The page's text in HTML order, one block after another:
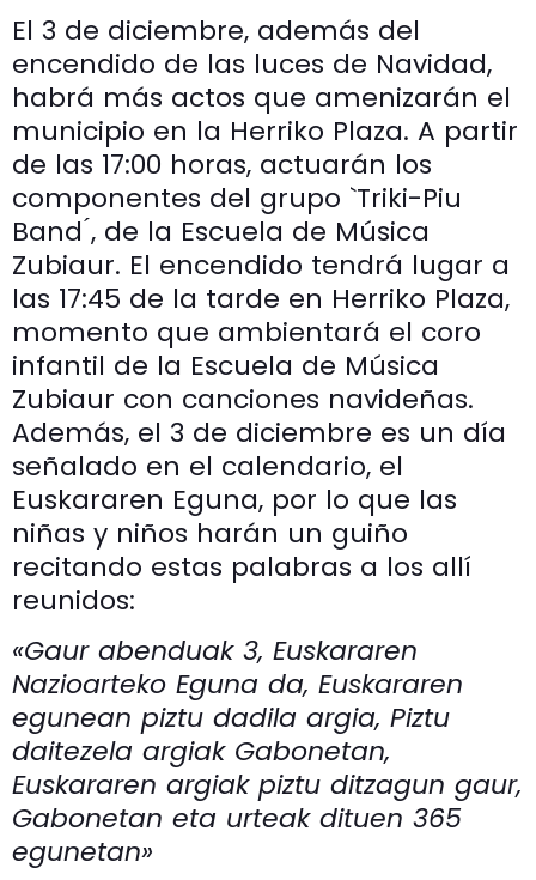
El 3 de diciembre, además del
encendido de las luces de Navidad,
habrá más actos que amenizarán el
municipio en la Herriko Plaza. A partir
de las 17:00 horas, actuarán los
componentes del grupo `Triki-Piu
Band ́, de la Escuela de Música
Zubiaur. El encendido tendrá lugar a
las 17:45 de la tarde en Herriko Plaza,
momento que ambientará el coro
infantil de la Escuela de Música
Zubiaur con canciones navideñas.
Además, el 3 de diciembre es un día
señalado en el calendario, el
Euskararen Eguna, por lo que las
niñas y niños harán un guiño
recitando estas palabras a los allí
reunidos:
«Gaur abenduak 3, Euskararen
Nazioarteko Eguna da, Euskararen
egunean piztu dadila argia, Piztu
daitezela argiak Gabonetan,
Euskararen argiak piztu ditzagun gaur,
Gabonetan eta urteak dituen 365
egunetan»